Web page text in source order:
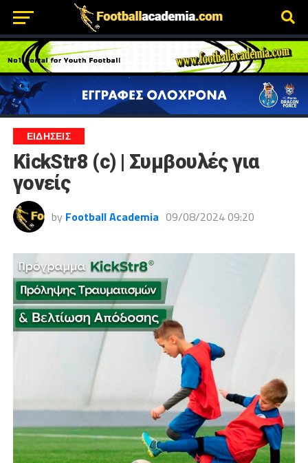
ΕΙΔΗΣΕΙΣ
KickStr8 (c) | Συμβουλές για
γονείς
by Football Academia 09/08/2024 09:20